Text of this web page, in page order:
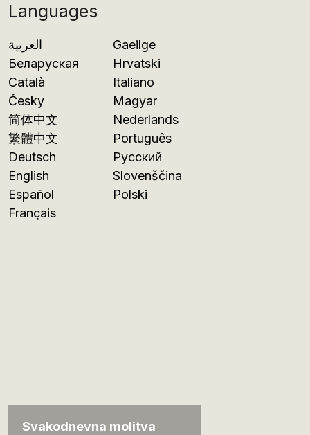
Languages
العربية
Беларуская
Català
Česky
简体中文
繁體中文
Deutsch
English
Español
Français
Gaeilge
Hrvatski
Italiano
Magyar
Nederlands
Português
Русский
Slovenščina
Polski
Svakodnevna molitva